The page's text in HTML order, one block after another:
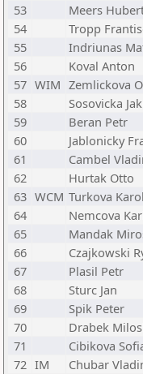
53
Meers
54
Tropp
55
Indriunas
56
Koval Anton
57 WIM Zemlickova
58
Sosovicka
59
Beran Petr
60
Jablonicky
61
Cambel
62
Hurtak Otto
63 WCM Turkova
64
Nemcova
65
Mandak
66
Czajkowski
67
Plasil Petr
68
Sturc Jan
69
Spik Peter
70
Drabek
71
Cibikova
72 IM Chubar